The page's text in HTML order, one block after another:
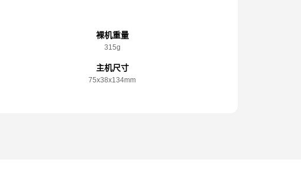
裸机重量
315g
主机尺寸
75x️38x️134mm